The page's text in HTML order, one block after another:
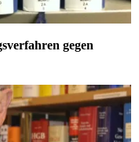
gegen